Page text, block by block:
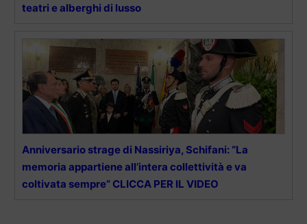
teatri e alberghi di lusso
Anniversario strage di Nassiriya, Schifani: “La
memoria appartiene all’intera collettività e va
coltivata sempre” CLICCA PER IL VIDEO